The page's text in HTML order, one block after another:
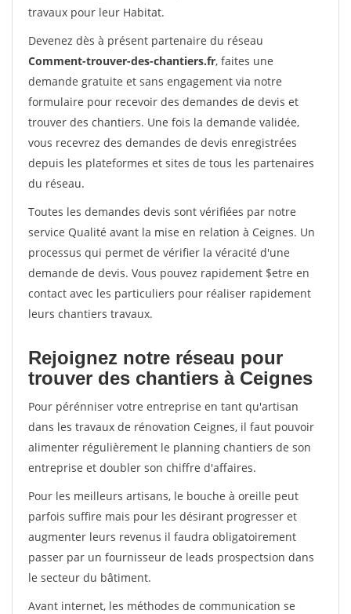
travaux pour leur Habitat.
Devenez dès à présent partenaire du réseau
Comment-trouver-des-chantiers.fr, faites une
demande gratuite et sans engagement via notre
formulaire pour recevoir des demandes de devis et
trouver des chantiers. Une fois la demande validée,
vous recevrez des demandes de devis enregistrées
depuis les plateformes et sites de tous les partenaires
du réseau.
Toutes les demandes devis sont vérifiées par notre
service Qualité avant la mise en relation à Ceignes. Un
processus qui permet de vérifier la véracité d'une
demande de devis. Vous pouvez rapidement $etre en
contact avec les particuliers pour réaliser rapidement
leurs chantiers travaux.
Rejoignez notre réseau pour
trouver des chantiers à Ceignes
Pour pérénniser votre entreprise en tant qu'artisan
dans les travaux de rénovation Ceignes, il faut pouvoir
alimenter régulièrement le planning chantiers de son
entreprise et doubler son chiffre d'affaires.
Pour les meilleurs artisans, le bouche à oreille peut
parfois suffire mais pour les désirant progresser et
augmenter leurs revenus il faudra obligatoirement
passer par un fournisseur de leads prospectsion dans
le secteur du bâtiment.
Avant internet, les méthodes de communication se